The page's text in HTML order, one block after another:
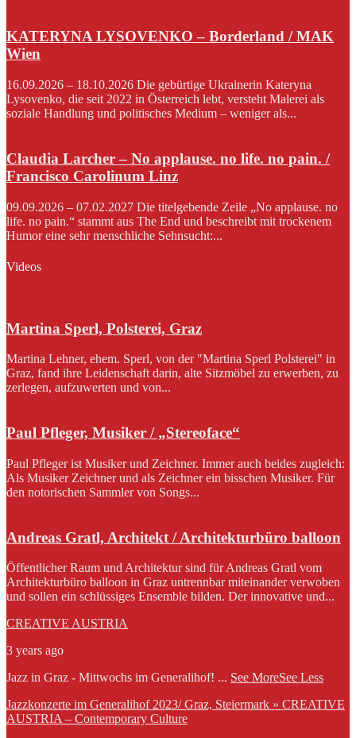
KATERYNA LYSOVENKO – Borderland / MAK
Wien
16.09.2026 – 18.10.2026 Die gebürtige Ukrainerin Kateryna
Lysovenko, die seit 2022 in Österreich lebt, versteht Malerei als
soziale Handlung und politisches Medium – weniger als...
Claudia Larcher – No applause. no life. no pain. /
Francisco Carolinum Linz
09.09.2026 – 07.02.2027 Die titelgebende Zeile „No applause. no
life. no pain.“ stammt aus The End und beschreibt mit trockenem
Humor eine sehr menschliche Sehnsucht:...
Videos
Martina Sperl, Polsterei, Graz
Martina Lehner, ehem. Sperl, von der "Martina Sperl Polsterei" in
Graz, fand ihre Leidenschaft darin, alte Sitzmöbel zu erwerben, zu
zerlegen, aufzuwerten und von...
Paul Pfleger, Musiker / „Stereoface“
Paul Pfleger ist Musiker und Zeichner. Immer auch beides zugleich:
Als Musiker Zeichner und als Zeichner ein bisschen Musiker. Für
den notorischen Sammler von Songs...
Andreas Gratl, Architekt / Architekturbüro balloon
Öffentlicher Raum und Architektur sind für Andreas Gratl vom
Architekturbüro balloon in Graz untrennbar miteinander verwoben
und sollen ein schlüssiges Ensemble bilden. Der innovative und...
CREATIVE AUSTRIA
3 years ago
Jazz in Graz - Mittwochs im Generalihof! ... See MoreSee Less
Jazzkonzerte im Generalihof 2023/ Graz, Steiermark » CREATIVE
AUSTRIA – Contemporary Culture